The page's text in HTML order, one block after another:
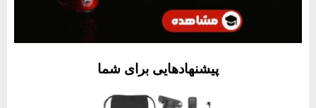
پیشنهادهایی برای شما